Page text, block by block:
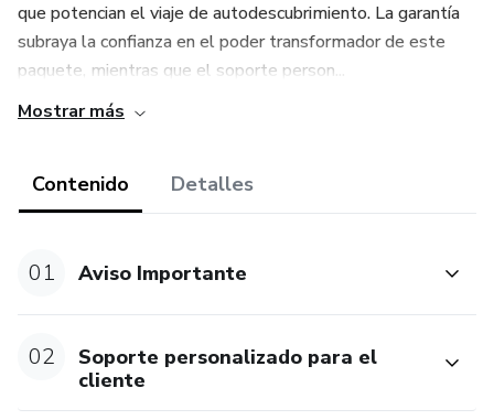
que potencian el viaje de autodescubrimiento. La garantía
subraya la confianza en el poder transformador de este
paquete, mientras que el soporte person...
Mostrar más
Contenido Detalles
01 Aviso Importante
02
Soporte personalizado para el
cliente